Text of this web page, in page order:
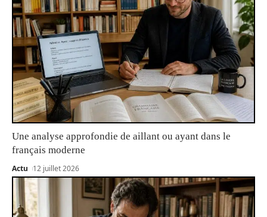
Une analyse approfondie de aillant ou ayant dans le
français moderne
Actu 12 juillet 2026